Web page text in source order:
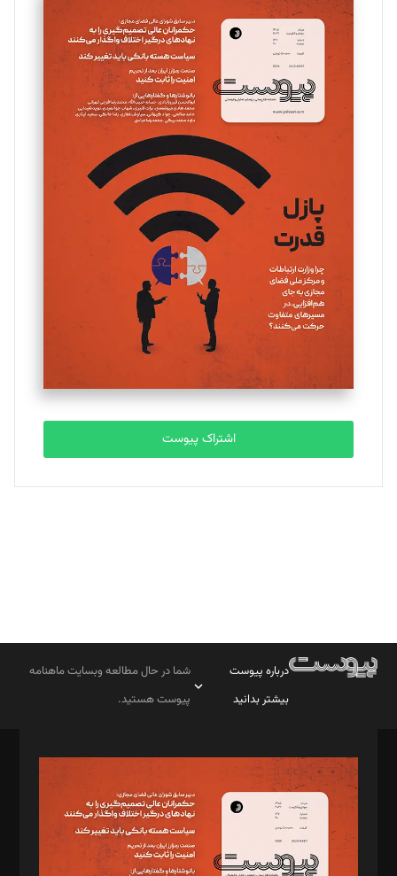
سروش کرمیان
تحریریه
مینا پاکدل
یسنا امان‌پور
تحریریه
ملینا جعفری
تحریریه
مصطفی مسجدی آرانی
تحریریه
بابک نقاش
تحریریه
اشتراک پیوست
درباره پیوست
بیشتر بدانید
شما در حال مطالعه وبسایت ماهنامه
پیوست هستید.
مدیر مسئول: محمدباقر اثنی‌عشری
سردبیر: مهرک محمودی
دبیر تحریریه: میثم قاسمی
د‌بیر ناداستان: سمانه سمیع
د‌بیر خدمت و تجارت: ابوالفضل رجبی